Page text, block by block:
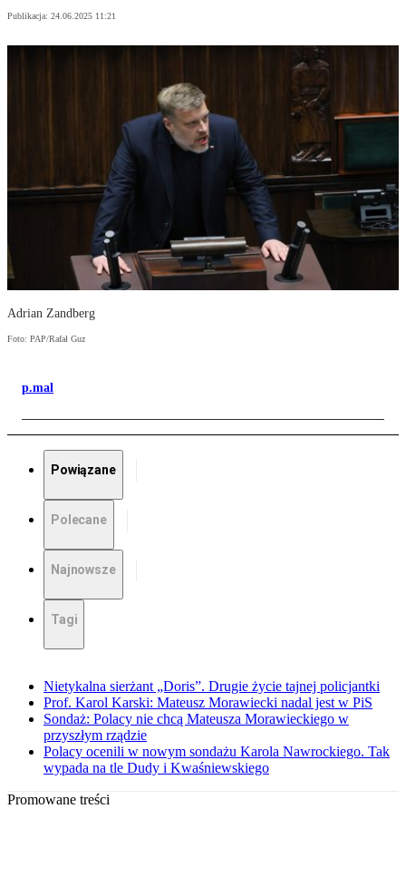
Publikacja: 24.06.2025 11:21
Adrian Zandberg
Foto: PAP/Rafał Guz
p.mal
Powiązane
Polecane
Najnowsze
Tagi
Nietykalna sierżant „Doris”. Drugie życie tajnej policjantki
Prof. Karol Karski: Mateusz Morawiecki nadal jest w PiS
Sondaż: Polacy nie chcą Mateusza Morawieckiego w
przyszłym rządzie
Polacy ocenili w nowym sondażu Karola Nawrockiego. Tak
wypada na tle Dudy i Kwaśniewskiego
Promowane treści